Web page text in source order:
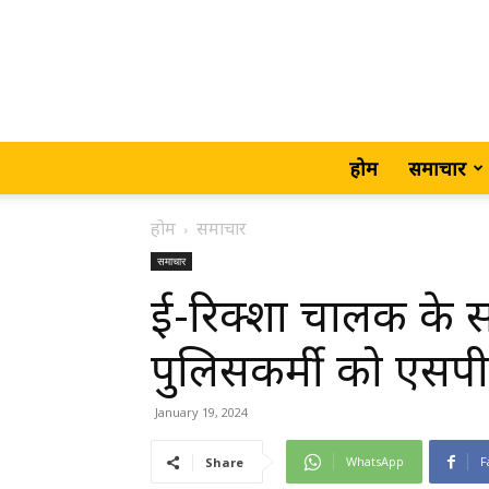
होम समाचार
होम समाचार
समाचार
ई-रिक्शा चालक के
पुलिसकर्मी को
January 19, 2024
Share WhatsApp